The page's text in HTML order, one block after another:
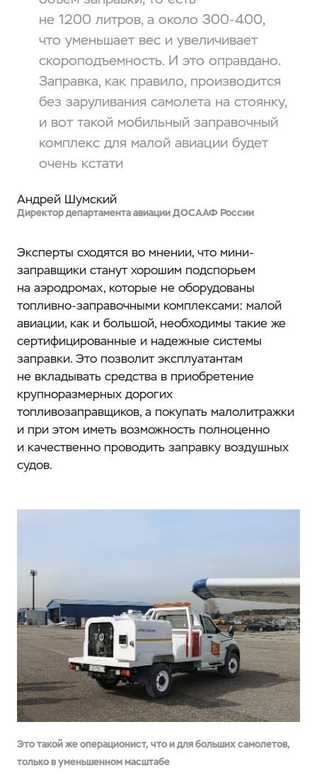
не 1200 литров, а около 300-400,
что уменьшает вес и увеличивает
скороподъемность. И это оправдано.
Заправка, как правило, производится
без заруливания самолета на стоянку,
и вот такой мобильный заправочный
комплекс для малой авиации будет
очень кстати
Андрей Шумский
Директор департамента авиации ДОСААФ России
Эксперты сходятся во мнении, что мини-
заправщики станут хорошим подспорьем
на аэродромах, которые не оборудованы
топливно-заправочными комплексами: малой
авиации, как и большой, необходимы такие же
сертифицированные и надежные системы
заправки. Это позволит эксплуатантам
не вкладывать средства в приобретение
крупноразмерных дорогих
топливозаправщиков, а покупать малолитражки
и при этом иметь возможность полноценно
и качественно проводить заправку воздушных
судов.
Это такой же операционист, что и для больших самолетов,
только в уменьшенном масштабе